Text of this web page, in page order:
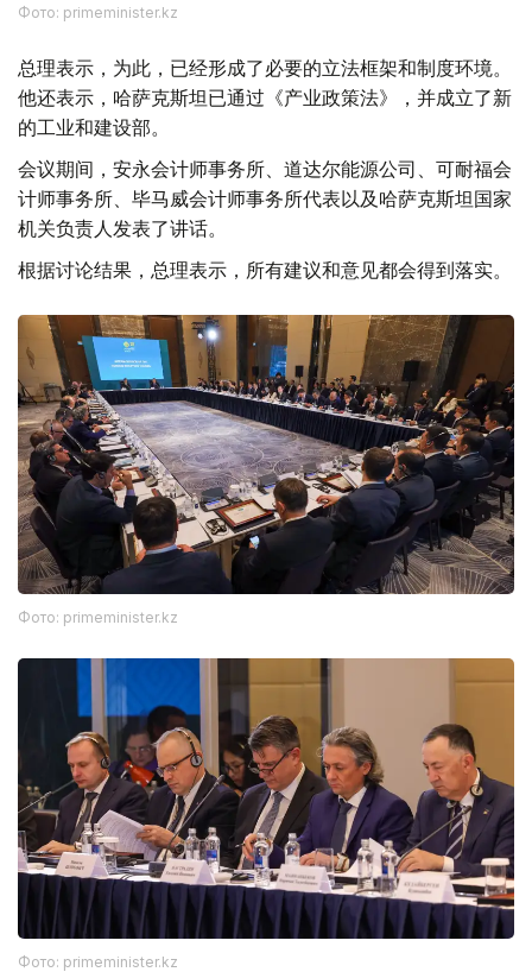
Фото: primeminister.kz
总理表示，为此，已经形成了必要的立法框架和制度环境。
他还表示，哈萨克斯坦已通过《产业政策法》，并成立了新
的工业和建设部。
会议期间，安永会计师事务所、道达尔能源公司、可耐福会
计师事务所、毕马威会计师事务所代表以及哈萨克斯坦国家
机关负责人发表了讲话。
根据讨论结果，总理表示，所有建议和意见都会得到落实。
Фото: primeminister.kz
Фото: primeminister.kz